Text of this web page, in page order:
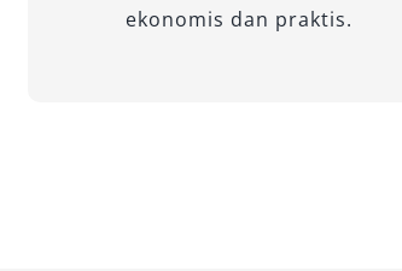
ekonomis dan praktis.